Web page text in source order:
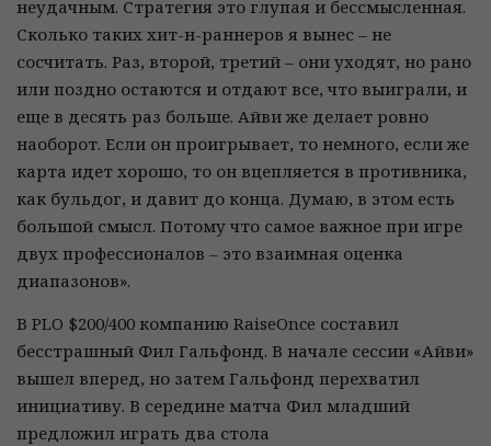
неудачным. Стратегия это глупая и бессмысленная.
Сколько таких хит-н-раннеров я вынес – не
сосчитать. Раз, второй, третий – они уходят, но рано
или поздно остаются и отдают все, что выиграли, и
еще в десять раз больше. Айви же делает ровно
наоборот. Если он проигрывает, то немного, если же
карта идет хорошо, то он вцепляется в противника,
как бульдог, и давит до конца. Думаю, в этом есть
большой смысл. Потому что самое важное при игре
двух профессионалов – это взаимная оценка
диапазонов».
В PLO $200/400 компанию RaiseOnce составил
бесстрашный Фил Гальфонд. В начале сессии «Айви»
вышел вперед, но затем Гальфонд перехватил
инициативу. В середине матча Фил младший
предложил играть два стола